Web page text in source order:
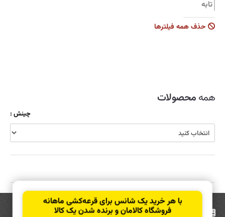
تابه
جاروبرقی
ظروف نگهدارنده
قابلمه
قاشق و چنگال
کولر
کتری و قوری
کیک پز
حذف همه فیلترها
همهمحصولات
چینش :
عضویت در خبرنامه
با هر خرید یک شانس برای قرعه‌کشی ماهانه
فروشگاه کالامان و برنده شدن یک کالا